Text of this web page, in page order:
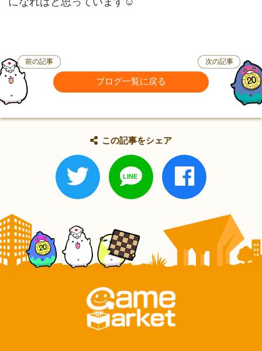
前の記事
ブログ一覧に戻る
次の記事
この記事をシェア